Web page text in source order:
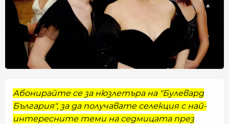
Абонирайте се за нюзлетъра на "Булевард
България", за да получавате селекция с най-
интересните теми на седмицата през